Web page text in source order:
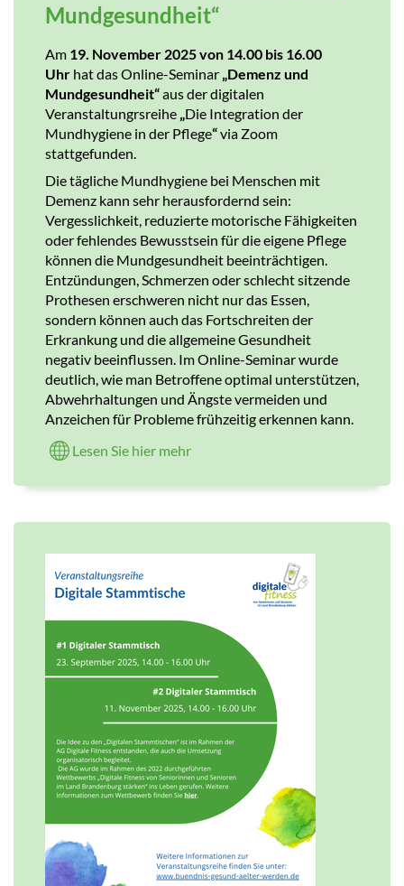
Mundgesundheit“
Am 19. November 2025 von 14.00 bis 16.00
Uhr hat das Online-Seminar „Demenz und
Mundgesundheit“aus der digitalen
Veranstaltungrsreihe „Die Integration der
Mundhygiene in der Pflege“via Zoom
stattgefunden.
Die tägliche Mundhygiene bei Menschen mit
Demenz kann sehr herausfordernd sein:
Vergesslichkeit, reduzierte motorische Fähigkeiten
oder fehlendes Bewusstsein für die eigene Pflege
können die Mundgesundheit beeinträchtigen.
Entzündungen, Schmerzen oder schlecht sitzende
Prothesen erschweren nicht nur das Essen,
sondern können auch das Fortschreiten der
Erkrankung und die allgemeine Gesundheit
negativ beeinflussen. Im Online-Seminar wurde
deutlich, wie man Betroffene optimal unterstützen,
Abwehrhaltungen und Ängste vermeiden und
Anzeichen für Probleme frühzeitig erkennen kann.
Lesen Sie hier mehr